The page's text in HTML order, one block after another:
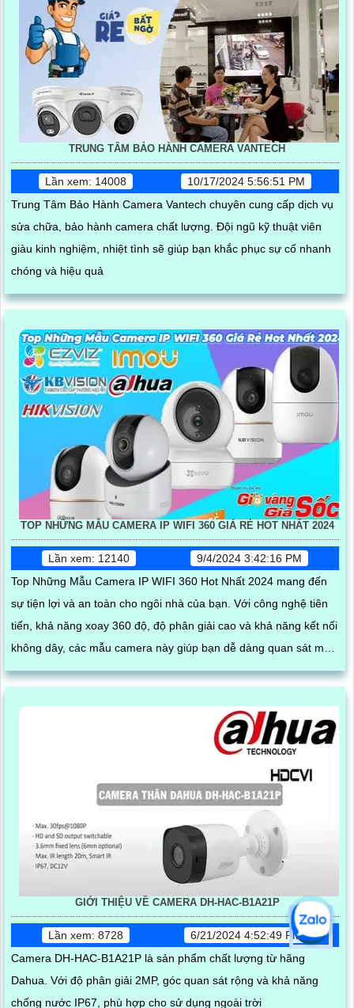
TRUNG TÂM BẢO HÀNH CAMERA VANTECH
Lần xem: 14008
10/17/2024 5:56:51 PM
Trung Tâm Bảo Hành Camera Vantech chuyên cung cấp dịch vụ
sửa chữa, bảo hành camera chất lượng. Đội ngũ kỹ thuật viên
giàu kinh nghiệm, nhiệt tình sẽ giúp bạn khắc phục sự cố nhanh
chóng và hiệu quả
TOP NHỮNG MẪU CAMERA IP WIFI 360 GIÁ RẺ HOT NHẤT 2024
Lần xem: 12140
9/4/2024 3:42:16 PM
Top Những Mẫu Camera IP WIFI 360 Hot Nhất 2024 mang đến
sự tiện lợi và an toàn cho ngôi nhà của bạn. Với công nghệ tiên
tiến, khả năng xoay 360 độ, độ phân giải cao và khả năng kết nối
không dây, các mẫu camera này giúp bạn dễ dàng quan sát mọi
góc cạnh, bảo vệ tài sản và gia đình một cách hiệu quả
GIỚI THIỆU VỀ CAMERA DH-HAC-B1A21P
Lần xem: 8728
6/21/2024 4:52:49 PM
Camera DH-HAC-B1A21P là sản phẩm chất lượng từ hãng
Dahua. Với độ phân giải 2MP, góc quan sát rộng và khả năng
chống nước IP67, phù hợp cho sử dụng ngoài trời